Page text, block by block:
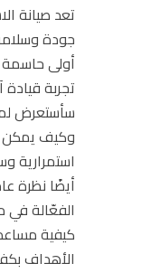
تعد صيانة
جودة
أولى
تجربة
سأستعرض
وكيف يمكن
استمرارية
أيضًا نظرة
الفعّالة
كيفية
الأهداف